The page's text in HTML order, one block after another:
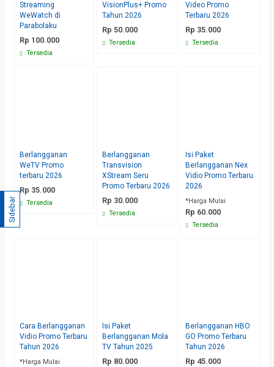
Streaming
WeWatch di
Parabolaku
Rp 100.000
Tersedia
VisionPlus+ Promo
Tahun 2026
Rp 50.000
Tersedia
Video Promo
Terbaru 2026
Rp 35.000
Tersedia
Berlangganan
WeTV Promo
terbaru 2026
Rp 35.000
Tersedia
Berlangganan
Transvision
XStream Seru
Promo Terbaru 2026
Rp 30.000
Tersedia
Isi Paket
Berlangganan Nex
Vidio Promo Terbaru
2026
*Harga Mulai
Rp 60.000
Tersedia
Cara Berlangganan
Vidio Promo Terbaru
Tahun 2026
*Harga Mulai
Isi Paket
Berlangganan Mola
TV Tahun 2025
Rp 80.000
Berlangganan HBO
GO Promo Terbaru
Tahun 2026
Rp 45.000
Sidebar